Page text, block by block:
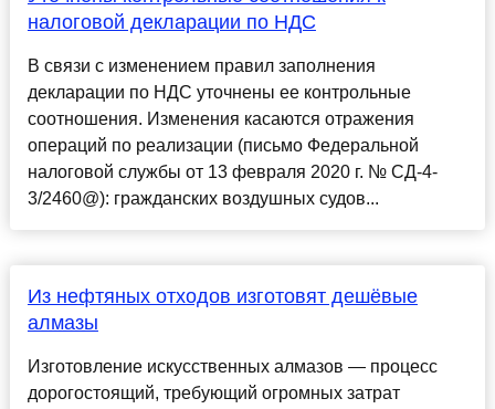
налоговой декларации по НДС
В связи с изменением правил заполнения
декларации по НДС уточнены ее контрольные
соотношения. Изменения касаются отражения
операций по реализации (письмо Федеральной
налоговой службы от 13 февраля 2020 г. № СД-4-
3/2460@): гражданских воздушных судов...
Из нефтяных отходов изготовят дешёвые
алмазы
Изготовление искусственных алмазов — процесс
дорогостоящий, требующий огромных затрат